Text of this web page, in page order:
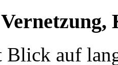
Blick auf